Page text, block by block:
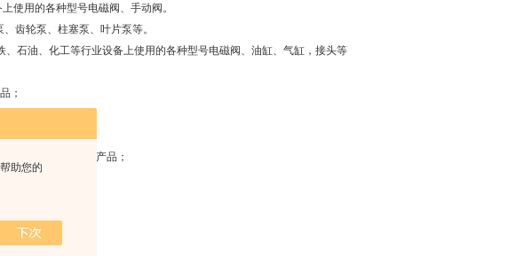
助您的
使用的各种型号电磁阀、手动阀。
齿轮泵、柱塞泵、叶片泵等。
、石油、化工等行业设备上使用的各种型号电磁阀、油缸、气缸，接头等
；
，监测器等全系列产品；
齐全。